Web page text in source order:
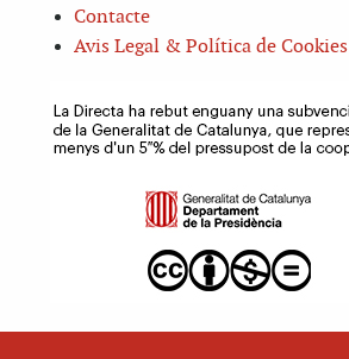
Contacte
Avis Legal & Política de Cookies